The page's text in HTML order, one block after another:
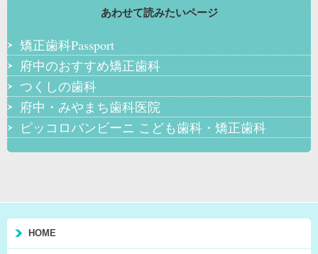
あわせて読みたいページ
矯正歯科Passport
府中のおすすめ矯正歯科
つくしの歯科
府中・みやまち歯科医院
ピッコロバンビーニ こども歯科・矯正歯科
HOME